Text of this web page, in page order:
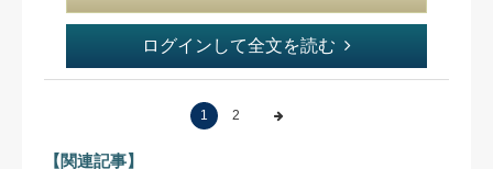
ログインして全文を読む
1 2
【関連記事】